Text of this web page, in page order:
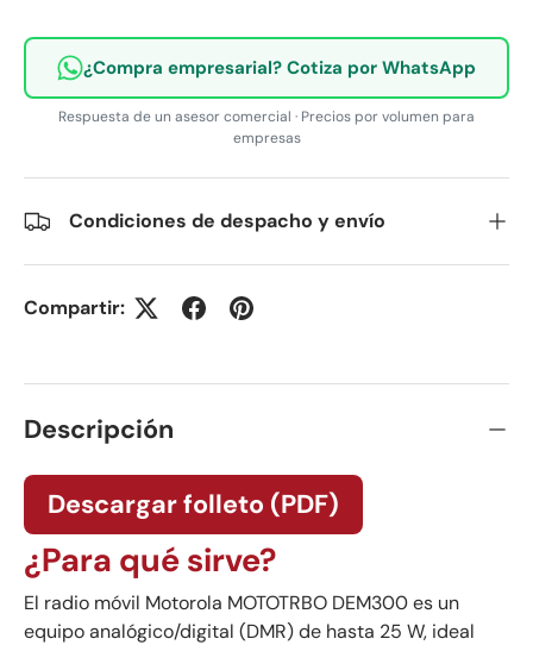
¿Compra empresarial? Cotiza por WhatsApp
Respuesta de un asesor comercial · Precios por volumen para
empresas
Condiciones de despacho y envío
Compartir:
Descripción
Descargar folleto (PDF)
¿Para qué sirve?
El radio móvil Motorola MOTOTRBO DEM300 es un
equipo analógico/digital (DMR) de hasta 25 W, ideal